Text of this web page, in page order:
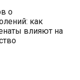
о
как
влияют на